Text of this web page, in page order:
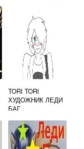
TORI TORI
ХУДОЖНИК ЛЕДИ
БАГ